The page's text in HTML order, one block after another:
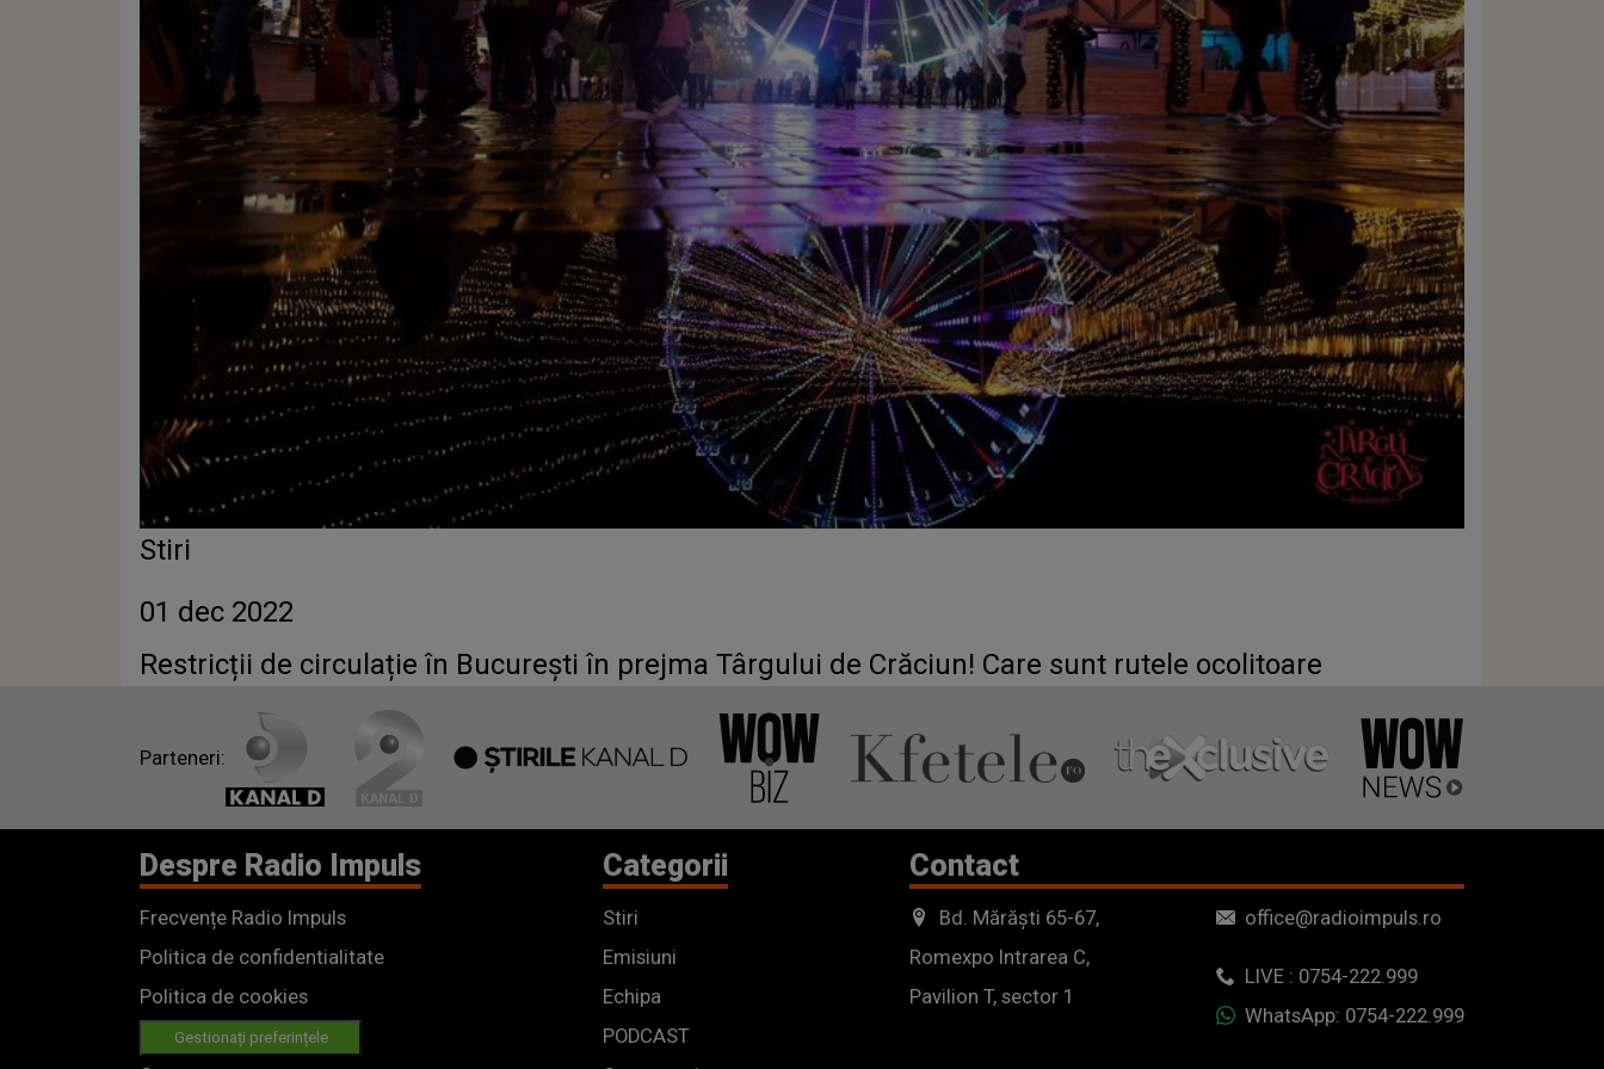
Stiri
01 dec 2022
Restricții de circulație în București în prejma Târgului de Crăciun! Care sunt rutele ocolitoare
Parteneri:
Despre Radio Impuls
Frecvențe Radio Impuls
Politica de confidentialitate
Politica de cookies
Gestionați preferințele
Categorii
Stiri
Emisiuni
Echipa
PODCAST
Contact
Bd. Mărăști 65-67,
Romexpo Intrarea C,
Pavilion T, sector 1
office@radioimpuls.ro
LIVE : 0754-222.999
WhatsApp: 0754-222.999